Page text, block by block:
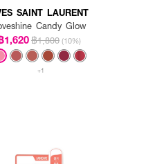
SAINT LAURENT
Candy Glow
1,620฿1,800 (10%)
+1